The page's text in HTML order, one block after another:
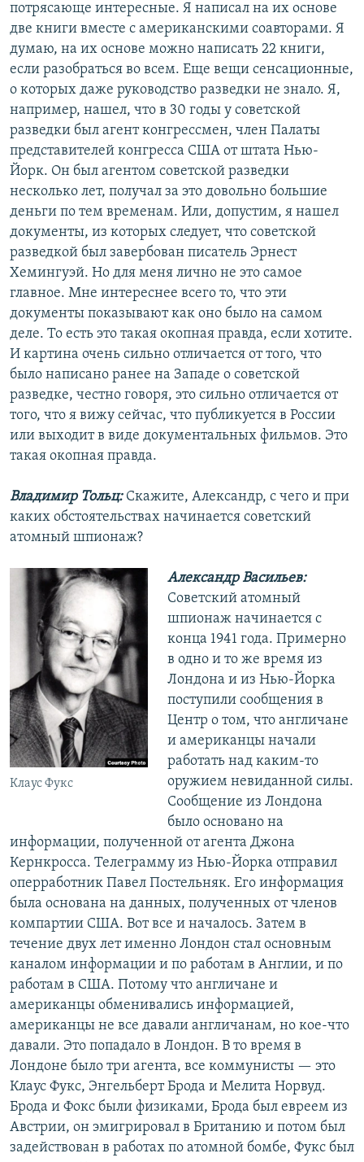
потрясающе интересные. Я написал на их основе
две книги вместе с американскими соавторами. Я
думаю, на их основе можно написать 22 книги,
если разобраться во всем. Еще вещи сенсационные,
о которых даже руководство разведки не знало. Я,
например, нашел, что в 30 годы у советской
разведки был агент конгрессмен, член Палаты
представителей конгресса США от штата Нью-
Йорк. Он был агентом советской разведки
несколько лет, получал за это довольно большие
деньги по тем временам. Или, допустим, я нашел
документы, из которых следует, что советской
разведкой был завербован писатель Эрнест
Хемингуэй. Но для меня лично не это самое
главное. Мне интереснее всего то, что эти
документы показывают как оно было на самом
деле. То есть это такая окопная правда, если хотите.
И картина очень сильно отличается от того, что
было написано ранее на Западе о советской
разведке, честно говоря, это сильно отличается от
того, что я вижу сейчас, что публикуется в России
или выходит в виде документальных фильмов. Это
такая окопная правда.
Владимир Тольц: Скажите, Александр, с чего и при
каких обстоятельствах начинается советский
атомный шпионаж?
Клаус Фукс
Александр Васильев:
Советский атомный
шпионаж начинается с
конца 1941 года. Примерно
в одно и то же время из
Лондона и из Нью-Йорка
поступили сообщения в
Центр о том, что англичане
и американцы начали
работать над каким-то
оружием невиданной силы.
Сообщение из Лондона
было основано на
информации, полученной от агента Джона
Кернкросса. Телеграмму из Нью-Йорка отправил
оперработник Павел Постельняк. Его информация
была основана на данных, полученных от членов
компартии США. Вот все и началось. Затем в
течение двух лет именно Лондон стал основным
каналом информации и по работам в Англии, и по
работам в США. Потому что англичане и
американцы обменивались информацией,
американцы не все давали англичанам, но кое-что
давали. Это попадало в Лондон. В то время в
Лондоне было три агента, все коммунисты — это
Клаус Фукс, Энгельберт Брода и Мелита Норвуд.
Брода и Фокс были физиками, Брода был евреем из
Австрии, он эмигрировал в Британию и потом был
задействован в работах по атомной бомбе, Фукс был